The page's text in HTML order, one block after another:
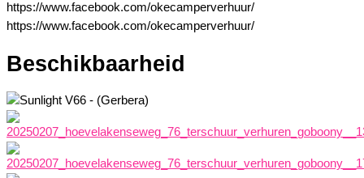
https://www.facebook.com/okecamperverhuur/
https://www.facebook.com/okecamperverhuur/
Beschikbaarheid